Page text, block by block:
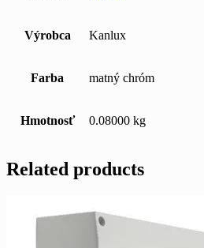
Výrobca Kanlux
Farba matný chróm
Hmotnosť 0.08000 kg
Related products